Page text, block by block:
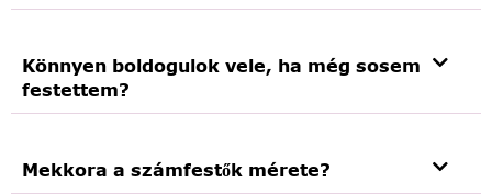
Könnyen boldogulok vele, ha még sosem
festettem?
Mekkora a számfestők mérete?